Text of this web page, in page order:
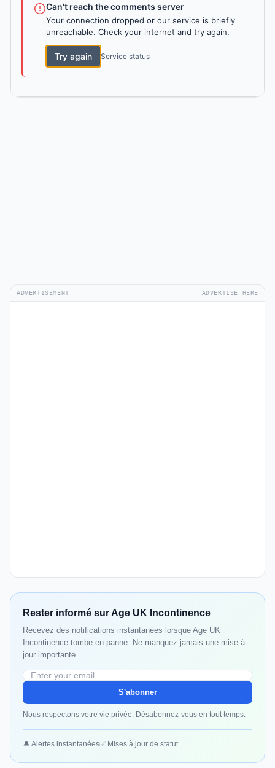
Can't reach the comments server
Your connection dropped or our service is briefly
unreachable. Check your internet and try again.
Try again Service status
ADVERTISEMENT ADVERTISE HERE
Rester informé sur Age UK Incontinence
Recevez des notifications instantanées lorsque Age UK
Incontinence tombe en panne. Ne manquez jamais une mise à
jour importante.
S'abonner
Nous respectons votre vie privée. Désabonnez-vous en tout temps.
🔔 Alertes instantanées✅ Mises à jour de statut